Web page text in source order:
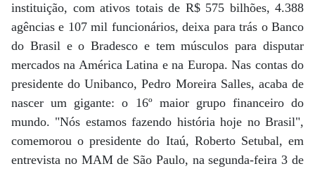
instituição, com ativos totais de R$ 575 bilhões, 4.388
agências e 107 mil funcionários, deixa para trás o Banco
do Brasil e o Bradesco e tem músculos para disputar
mercados na América Latina e na Europa. Nas contas do
presidente do Unibanco, Pedro Moreira Salles, acaba de
nascer um gigante: o 16º maior grupo financeiro do
mundo. "Nós estamos fazendo história hoje no Brasil",
comemorou o presidente do Itaú, Roberto Setubal, em
entrevista no MAM de São Paulo, na segunda-feira 3 de